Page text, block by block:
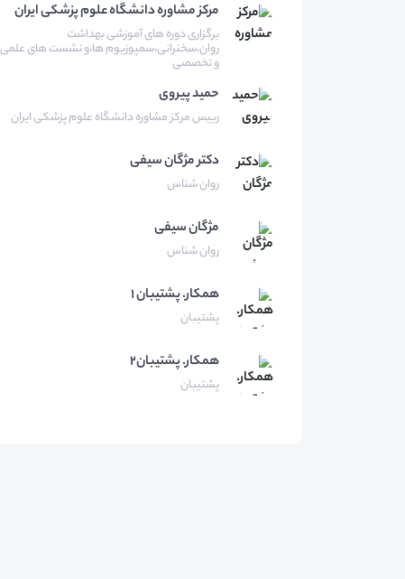
مرکز مشاوره دانشگاه علوم پزشکی ایران
برگزاری دوره های آموزشی بهداشت
روان،سخنرانی،سمپوزیوم ها،و نشست های علمی
و تخصصی
حمیدپیروی
رییس مرکز مشاوره دانشگاه علوم پزشکی ایران
دکتر مژگانسیفی
روان شناس
مژگانسیفی
روان شناس
همكار.پشتيبان ١
پشتیبان
همکار.پشتیبان۲
پشتیبان